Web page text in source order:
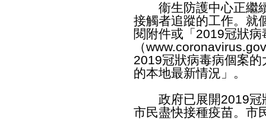
衞生防護中心正繼續
接觸者追蹤的工作。就
閱附件或「2019冠狀
（
2019冠狀病毒病個案
的本地最新情況」。
政府已展開2019冠
市民盡快接種疫苗。市